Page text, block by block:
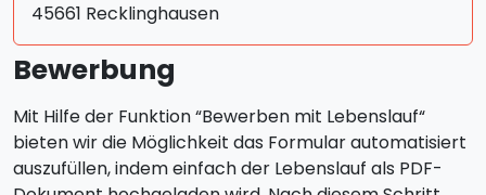
45661 Recklinghausen
Bewerbung
Mit Hilfe der Funktion “Bewerben mit Lebenslauf“
bieten wir die Möglichkeit das Formular automatisiert
auszufüllen, indem einfach der Lebenslauf als PDF-